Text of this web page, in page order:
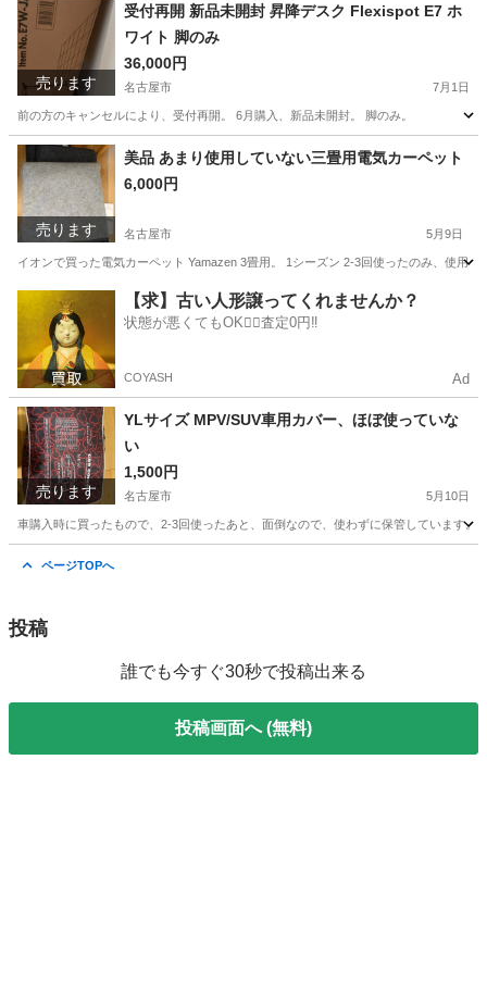
売ります
受付再開 新品未開封 昇降デスク Flexispot E7 ホ
ワイト 脚のみ
36,000円
名古屋市 7月1日
前の方のキャンセルにより、受付再開。 6月購入、新品未開封。 脚のみ。
愛知 名古屋市 テーブル
売ります
美品 あまり使用していない三畳用電気カーペット
6,000円
名古屋市 5月9日
イオンで買った電気カーペット Yamazen 3畳用。 1シーズン 2-3回使ったのみ、使用し
季節、空調家電
【求】古い人形譲ってくれませんか？
状態が悪くてもOK🙆‍♀️査定0円‼️
COYASH Ad
売ります
YLサイズ MPV/SUV車用カバー、ほぼ使っていな
い
1,500円
名古屋市 5月10日
車購入時に買ったもので、2-3回使ったあと、面倒なので、使わずに保管しています。
ページTOPへ
投稿
誰でも今すぐ30秒で投稿出来る
投稿画面へ (無料)